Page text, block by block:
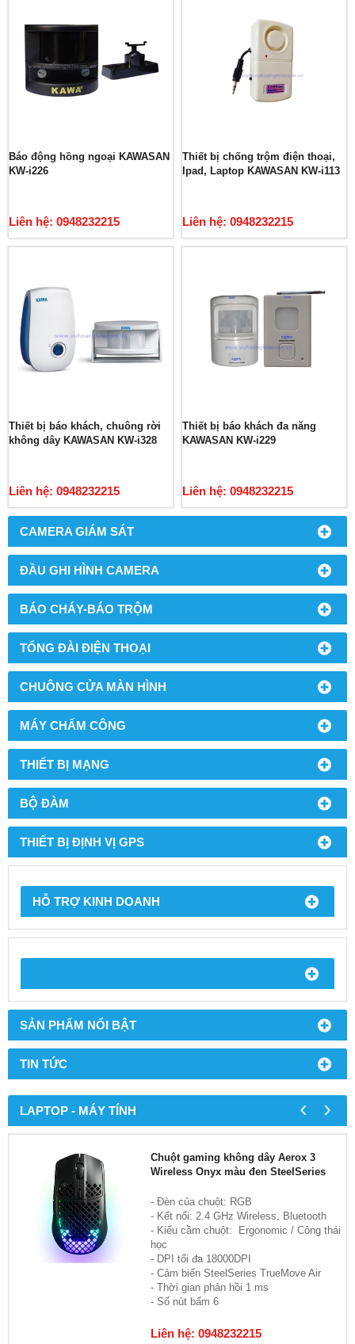
CAMERA GIÁM SÁT
ĐẦU GHI HÌNH CAMERA
BÁO CHÁY-BÁO TRỘM
TỔNG ĐÀI ĐIỆN THOẠI
CHUÔNG CỬA MÀN HÌNH
MÁY CHẤM CÔNG
THIẾT BỊ MẠNG
BỘ ĐÀM
THIẾT BỊ ĐỊNH VỊ GPS
HỖ TRỢ KINH DOANH
SẢN PHẨM NỔI BẬT
TIN TỨC
Báo động hồng ngoại KAWASAN
KW-i226
Liên hệ: 0948232215
Thiết bị chống trộm điện thoại,
Ipad, Laptop KAWASAN KW-i113
Liên hệ: 0948232215
Thiết bị báo khách, chuông rời
không dây KAWASAN KW-i328
Liên hệ: 0948232215
Thiết bị báo khách đa năng
KAWASAN KW-i229
Liên hệ: 0948232215
LAPTOP - MÁY TÍNH
Chuột gaming không dây Aerox 3
Wireless Onyx màu đen SteelSeries
- Đèn của chuột: RGB
- Kết nối: 2.4 GHz Wireless, Bluetooth
- Kiểu cầm chuột: Ergonomic / Công thái
học
- DPI tối đa 18000DPI
- Cảm biến SteelSeries TrueMove Air
- Thời gian phản hồi 1 ms
- Số nút bấm 6
Liên hệ: 0948232215
‹ ›